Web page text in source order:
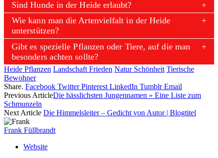
Sind Hunde in der Heide erlaubt?
Wie kann man die Artenvielfalt in der Heide
unterstützen?
Gibt es spezielle Pflanzen oder Tiere, auf die man
besonders achten sollte?
Heide Pflanzen Landschaft Frieden Natur Schönheit Tierische
Bewohner
Share. Facebook Twitter Pinterest LinkedIn Tumblr Email
Previous ArticleDie hässlichsten Jungennamen » Eine Liste zum
Schmunzeln
Next Article Die Himmelsleiter – Gedicht von Autor | Blogtitel
Frank Füllbrandt
Website